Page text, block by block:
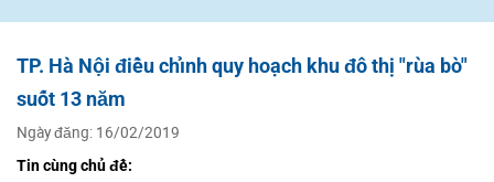
TP. Hà Nội điều chỉnh quy hoạch khu đô thị "rùa bò"
suốt 13 năm
Ngày đăng: 16/02/2019
Tin cùng chủ đề: